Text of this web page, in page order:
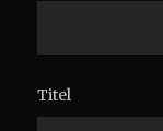
Titel